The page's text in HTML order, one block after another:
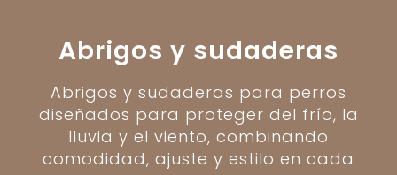
Abrigos y sudaderas
Abrigos y sudaderas para perros
diseñados para proteger del frío, la
lluvia y el viento, combinando
comodidad, ajuste y estilo en cada